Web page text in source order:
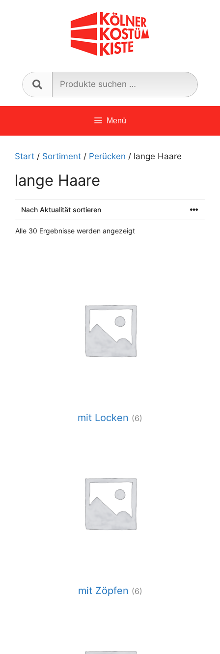
nach:
Menü
Start / Sortiment / Perücken / lange Haare
lange Haare
Alle 30 Ergebnisse werden angezeigtNach
mit Locken (6)
mit Zöpfen (6)